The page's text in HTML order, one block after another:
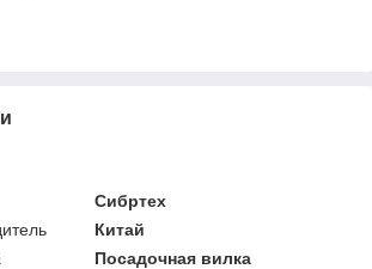
Сибртех
Китай
Посадочная вилка